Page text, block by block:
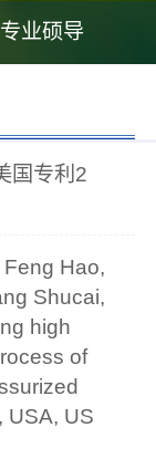
业硕导
国专利2
Feng Hao,
Shucai,
high
of
USA, US